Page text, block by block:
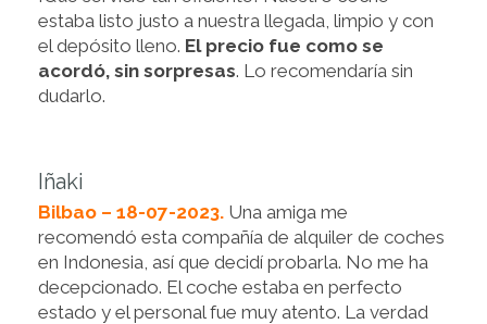
estaba listo justo a nuestra llegada, limpio y con
el depósito lleno. El precio fue como se
acordó, sin sorpresas. Lo recomendaría sin
dudarlo.
Iñaki
Bilbao – 18-07-2023. Una amiga me
recomendó esta compañía de alquiler de coches
en Indonesia, así que decidí probarla. No me ha
decepcionado. El coche estaba en perfecto
estado y el personal fue muy atento. La verdad